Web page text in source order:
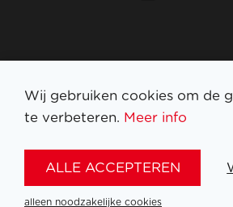
Inschrijven op
Wij gebruiken cookies om de
te verbeteren. Meer info
ALLE ACCEPTEREN
alleen noodzakelijke cookies